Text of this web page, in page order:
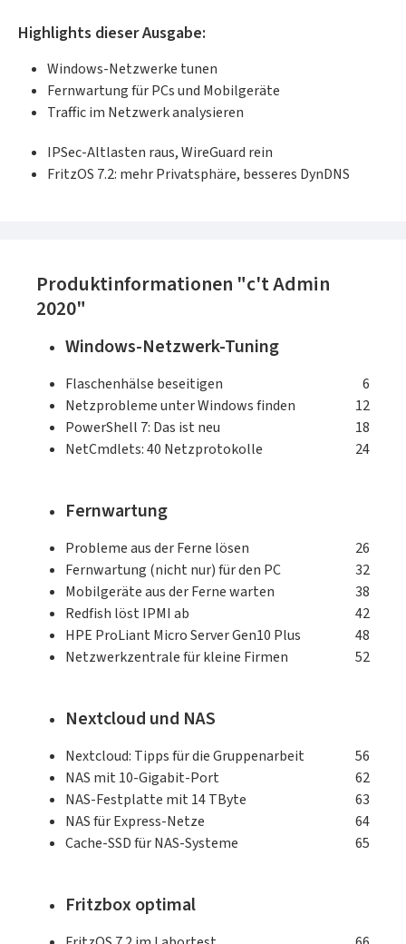
Highlights dieser Ausgabe:
Windows-Netzwerke tunen
Fernwartung für PCs und Mobilgeräte
Traffic im Netzwerk analysieren
IPSec-Altlasten raus, WireGuard rein
FritzOS 7.2: mehr Privatsphäre, besseres DynDNS
Produktinformationen "c't Admin
2020"
Windows-Netzwerk-Tuning
6
Flaschenhälse beseitigen
12
Netzprobleme unter Windows finden
18
PowerShell 7: Das ist neu
24
NetCmdlets: 40 Netzprotokolle
Fernwartung
26
Probleme aus der Ferne lösen
32
Fernwartung (nicht nur) für den PC
38
Mobilgeräte aus der Ferne warten
42
Redfish löst IPMI ab
48
HPE ProLiant Micro Server Gen10 Plus
52
Netzwerkzentrale für kleine Firmen
Nextcloud und NAS
56
Nextcloud: Tipps für die Gruppenarbeit
62
NAS mit 10-Gigabit-Port
63
NAS-Festplatte mit 14 TByte
64
NAS für Express-Netze
65
Cache-SSD für NAS-Systeme
Fritzbox optimal